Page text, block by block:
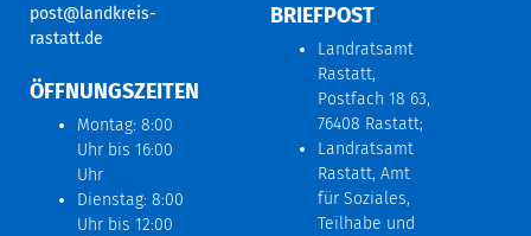
post@landkreis-
rastatt.de
ÖFFNUNGSZEITEN
Montag: 8:00
Uhr bis 16:00
Uhr
Dienstag: 8:00
Uhr bis 12:00
BRIEFPOST
Landratsamt
Rastatt,
Postfach 18 63,
76408 Rastatt;
Landratsamt
Rastatt, Amt
für Soziales,
Teilhabe und